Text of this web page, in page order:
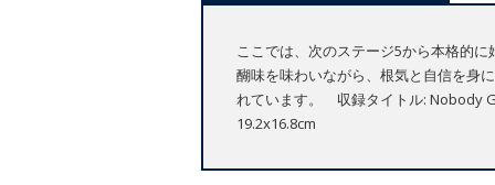
ここでは、次のステージ5から本格的
醐味を味わいながら、根気と自信を身
れています。 収録タイトル: Nobody
19.2x16.8cm